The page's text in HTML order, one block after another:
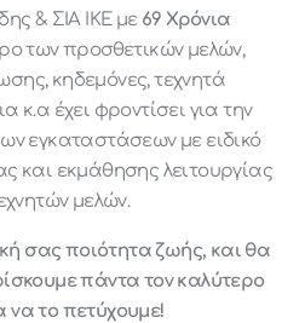
& ΣΙΑ ΙΚΕ με 69 Χρόνια
των προσθετικών μελών,
κηδεμόνες, τεχνητά
κ.α έχει φροντίσει για την
εγκαταστάσεων με ειδικό
και εκμάθησης λειτουργίας
μελών.
σας ποιότητα ζωής, και θα
πάντα τον καλύτερο
να το πετύχουμε!